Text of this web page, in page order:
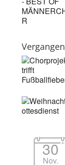
30
Nov.